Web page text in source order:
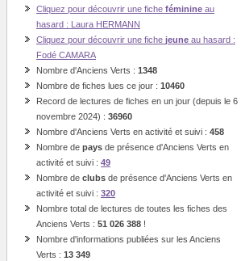
Cliquez pour découvrir une fiche féminine au
hasard : Laura HERMANN
Cliquez pour découvrir une fiche jeune au hasard :
Fodé CAMARA
Nombre d'Anciens Verts : 1348
Nombre de fiches lues ce jour : 10460
Record de lectures de fiches en un jour (depuis le 6
novembre 2024) : 36960
Nombre d'Anciens Verts en activité et suivi : 458
Nombre de pays de présence d'Anciens Verts en
activité et suivi : 49
Nombre de clubs de présence d'Anciens Verts en
activité et suivi : 320
Nombre total de lectures de toutes les fiches des
Anciens Verts : 51 026 388 !
Nombre d'informations publiées sur les Anciens
Verts : 13 349